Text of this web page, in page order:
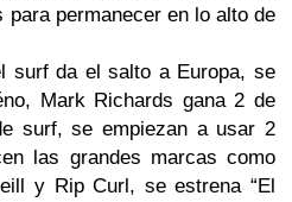
permanecer en lo alto de
surf da el salto a Europa, se
Mark Richards gana 2 de
surf, se empiezan a usar 2
las grandes marcas como
y Rip Curl, se estrena “El